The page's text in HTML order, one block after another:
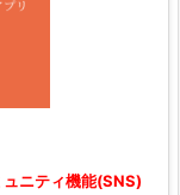
ニティ機能(SNS)